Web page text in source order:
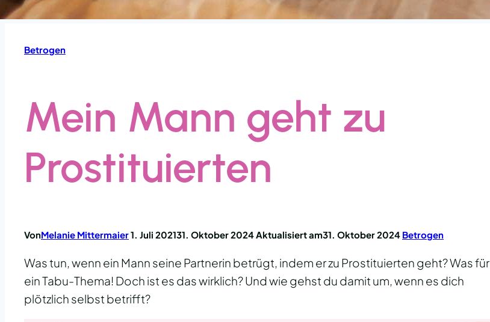
Betrogen
Mein Mann geht zu
Prostituierten
VonMelanie Mittermaier1. Juli 202131. Oktober 2024Aktualisiert am31. Oktober 2024 Betrogen
Was tun, wenn ein Mann seine Partnerin betrügt, indem er zu Prostituierten geht? Was für
ein Tabu-Thema! Doch ist es das wirklich? Und wie gehst du damit um, wenn es dich
plötzlich selbst betrifft?